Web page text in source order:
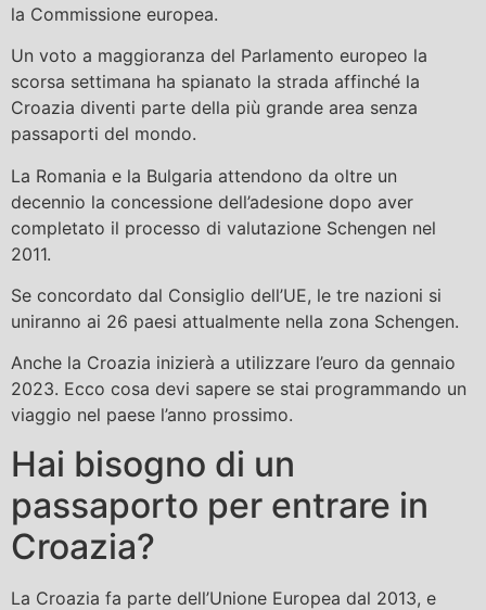
la Commissione europea.
Un voto a maggioranza del Parlamento europeo la
scorsa settimana ha spianato la strada affinché la
Croazia diventi parte della più grande area senza
passaporti del mondo.
La Romania e la Bulgaria attendono da oltre un
decennio la concessione dell’adesione dopo aver
completato il processo di valutazione Schengen nel
2011.
Se concordato dal Consiglio dell’UE, le tre nazioni si
uniranno ai 26 paesi attualmente nella zona Schengen.
Anche la Croazia inizierà a utilizzare l’euro da gennaio
2023. Ecco cosa devi sapere se stai programmando un
viaggio nel paese l’anno prossimo.
Hai bisogno di un
passaporto per entrare in
Croazia?
La Croazia fa parte dell’Unione Europea dal 2013, e